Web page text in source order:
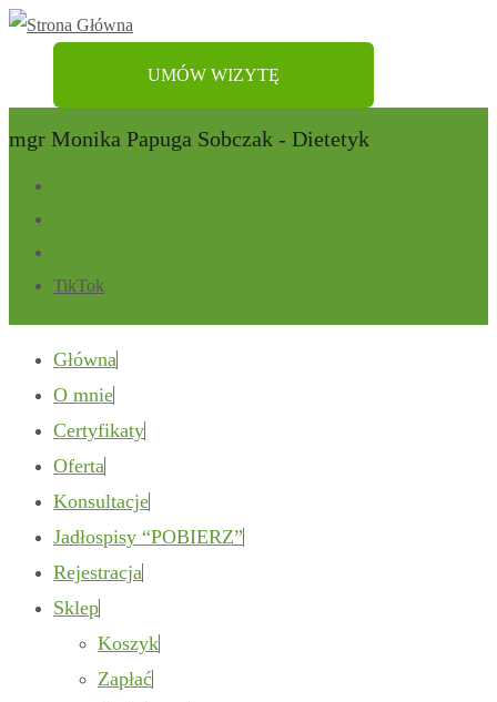
UMÓW WIZYTĘ
mgr Monika Papuga Sobczak - Dietetyk
TikTok
Główna
O mnie
Certyfikaty
Oferta
Konsultacje
Jadłospisy “POBIERZ”
Rejestracja
Sklep
Koszyk
Zapłać